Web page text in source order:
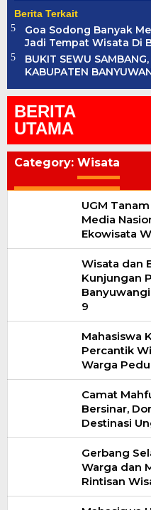
Berita Terkait
Goa Sodong Banyak
Jadi Tempat Wisata Di
BUKIT SEWU
KABUPATEN
BERITA
UTAMA
Category: Wisata
UGM
Media
Ekowisata
Wisata dan
Kunjungan
9
Mahasiswa
Percantik
Warga
Camat
Bersinar,
Destinasi
Gerbang
Warga dan
Rintisan